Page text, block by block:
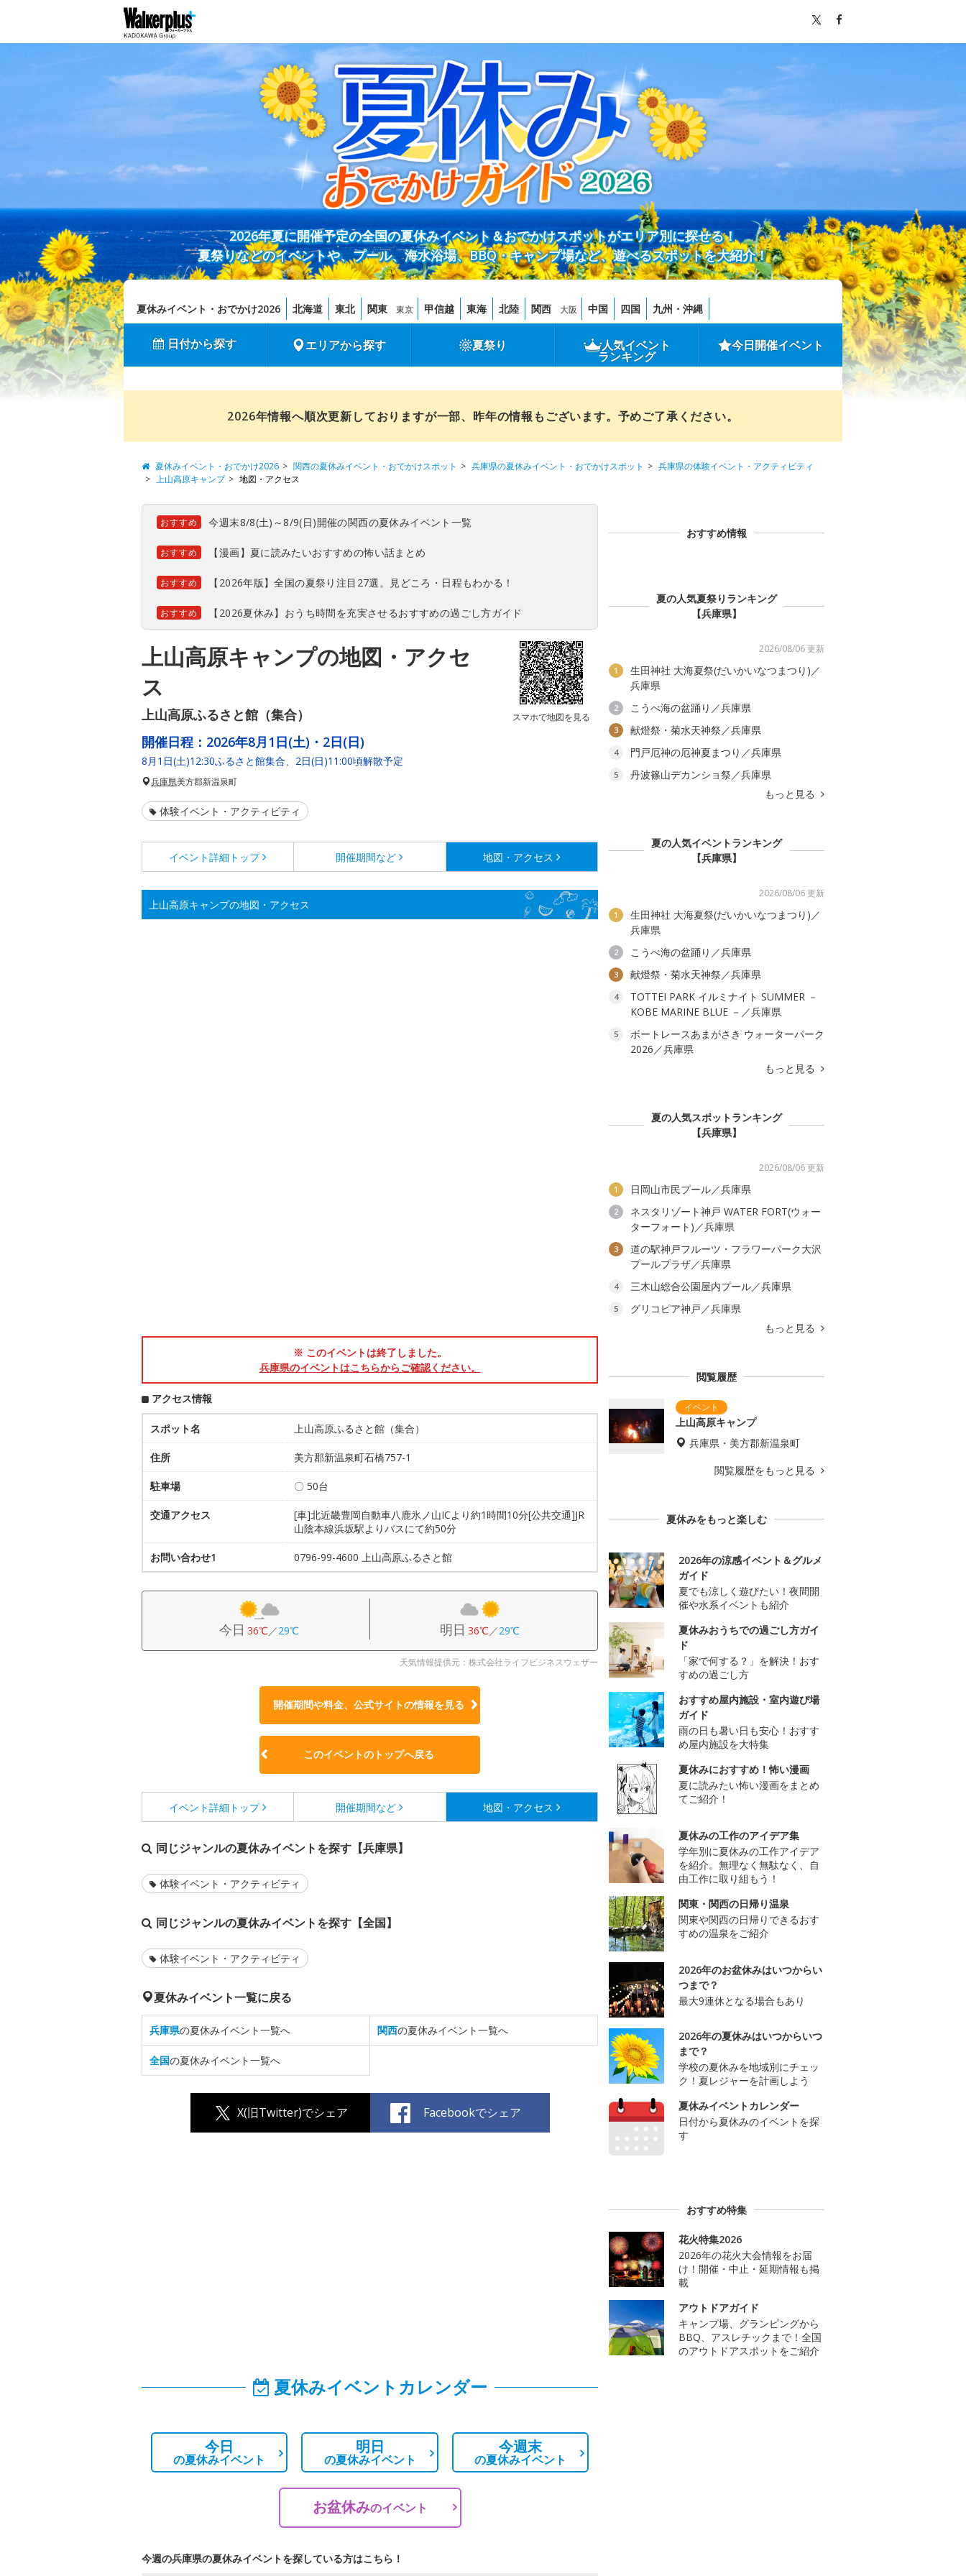
2026年夏に開催予定の全国の夏休みイベント＆おでかけスポットがエリア別に探せる！
夏祭りなどのイベントや、プール、海水浴場、BBQ・キャンプ場など、遊べるスポットを大紹介！
夏休みイベント・おでかけ2026 北海道 東北 関東 東京 甲信越 東海 北陸 関西 大阪 中国 四国 九州・沖縄
日付から探す エリアから探す 夏祭り 人気イベント
ランキング
今日開催イベント
2026年情報へ順次更新しておりますが一部、昨年の情報もございます。予めご了承ください。
夏休みイベント・おでかけ2026 関西の夏休みイベント・おでかけスポット 兵庫県の夏休みイベント・おでかけスポット
兵庫県の体験イベント・アクティビティ
上山高原キャンプ
地図・アクセス
おすすめ 今週末8/8(土)～8/9(日)開催の関西の夏休みイベント一覧
おすすめ 【漫画】夏に読みたいおすすめの怖い話まとめ
おすすめ 【2026年版】全国の夏祭り注目27選。見どころ・日程もわかる！
おすすめ 【2026夏休み】おうち時間を充実させるおすすめの過ごし方ガイド
上山高原キャンプの地図・アクセ
ス
上山高原ふるさと館（集合） スマホで地図を見る
開催日程： 2026年8月1日(土)・2日(日)
8月1日(土)12:30ふるさと館集合、2日(日)11:00頃解散予定
兵庫県美方郡新温泉町
体験イベント・アクティビティ
イベント詳細 トップ 開催期間など 地図・アクセス
上山高原キャンプの地図・アクセス
※ このイベントは終了しました。
兵庫県のイベントはこちらからご確認ください。
アクセス情報
スポット名 上山高原ふるさと館（集合）
住所 美方郡新温泉町石橋757-1
駐車場 〇 50台
交通アクセス
[車]北近畿豊岡自動車八鹿氷ノ山ICより約1時間10分[公共交通]JR
山陰本線浜坂駅よりバスにて約50分
お問い合わせ1 0796-99-4600 上山高原ふるさと館
今日 36℃／29℃ 明日 36℃／29℃
天気情報提供元：株式会社ライフビジネスウェザー
開催期間や料金、公式サイトの情報を見る
このイベントのトップへ戻る
イベント詳細 トップ 開催期間など 地図・アクセス
同じジャンルの夏休みイベントを探す【兵庫県】
体験イベント・アクティビティ
同じジャンルの夏休みイベントを探す【全国】
体験イベント・アクティビティ
夏休みイベント一覧に戻る
兵庫県の夏休みイベント一覧へ 関西の夏休みイベント一覧へ
全国の夏休みイベント一覧へ
X(旧Twitter)でシェア Facebookでシェア
夏休みイベントカレンダー
今日
の夏休みイベント
明日
の夏休みイベント
今週末
の夏休みイベント
お盆休みのイベント
今週の兵庫県の夏休みイベントを探している方はこちら！
おすすめ情報
夏の人気夏祭りランキング
【兵庫県】
2026/08/06 更新
1
生田神社 大海夏祭(だいかいなつまつり)／
兵庫県
2 こうべ海の盆踊り／兵庫県
3 献燈祭・菊水天神祭／兵庫県
4 門戸厄神の厄神夏まつり／兵庫県
5
丹波篠山デカンショ祭／兵庫県
もっと見る
夏の人気イベントランキング
【兵庫県】
2026/08/06 更新
1
生田神社 大海夏祭(だいかいなつまつり)／
兵庫県
2 こうべ海の盆踊り／兵庫県
3 献燈祭・菊水天神祭／兵庫県
4
TOTTEI PARK イルミナイト SUMMER －
KOBE MARINE BLUE －／兵庫県
5
ボートレースあまがさき ウォーターパーク
2026／兵庫県
もっと見る
夏の人気スポットランキング
【兵庫県】
2026/08/06 更新
1 日岡山市民プール／兵庫県
2
ネスタリゾート神戸 WATER FORT(ウォー
ターフォート)／兵庫県
3
道の駅神戸フルーツ・フラワーパーク大沢
プールプラザ／兵庫県
4 三木山総合公園屋内プール／兵庫県
5
グリコピア神戸／兵庫県
もっと見る
閲覧履歴
上山高原キャンプ
兵庫県・美方郡新温泉町
閲覧履歴をもっと見る
夏休みをもっと楽しむ
2026年の涼感イベント＆グルメ
ガイド
夏でも涼しく遊びたい！夜間開
催や水系イベントも紹介
夏休みおうちでの過ごし方ガイ
ド
「家で何する？」を解決！おす
すめの過ごし方
おすすめ屋内施設・室内遊び場
ガイド
雨の日も暑い日も安心！おすす
め屋内施設を大特集
夏休みにおすすめ！怖い漫画
夏に読みたい怖い漫画をまとめ
てご紹介！
夏休みの工作のアイデア集
学年別に夏休みの工作アイデア
を紹介。無理なく無駄なく、自
由工作に取り組もう！
関東・関西の日帰り温泉
関東や関西の日帰りできるおす
すめの温泉をご紹介
2026年のお盆休みはいつからい
つまで？
最大9連休となる場合もあり
2026年の夏休みはいつからいつ
まで？
学校の夏休みを地域別にチェッ
ク！夏レジャーを計画しよう
夏休みイベントカレンダー
日付から夏休みのイベントを探
す
おすすめ特集
花火特集2026
2026年の花火大会情報をお届
け！開催・中止・延期情報も掲
載
アウトドアガイド
キャンプ場、グランピングから
BBQ、アスレチックまで！全国
のアウトドアスポットをご紹介